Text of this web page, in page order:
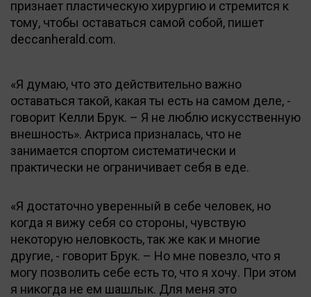
признает пластическую хирургию и стремится к
тому, чтобы оставаться самой собой, пишет
deccanherald.com.
«Я думаю, что это действительно важно
оставаться такой, какая ты есть на самом деле, -
говорит Келли Брук. – Я не люблю искусственную
внешность». Актриса призналась, что не
занимается спортом систематически и
практически не ограничивает себя в еде.
«Я достаточно уверенный в себе человек, но
когда я вижу себя со стороны, чувствую
некоторую неловкость, так же как и многие
другие, - говорит Брук. – Но мне повезло, что я
могу позволить себе есть то, что я хочу. При этом
я никогда не ем шашлык. Для меня это